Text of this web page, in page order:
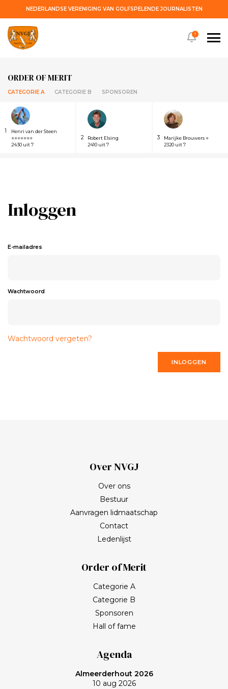
NEDERLANDSE VERENIGING VAN GOLFSPELENDE JOURNALISTEN
ORDER OF MERIT
CATEGORIE A CATEGORIE B SPONSOREN
1
Henri van der Steen
⭐⭐⭐⭐⭐⭐⭐
2430 uit 7
2
Robert Elsing
2410 uit 7
3
Marijke Brouwers ⭐
2320 uit 7
!
Inloggen
E-mailadres
Wachtwoord
Wachtwoord vergeten?
INLOGGEN
Over NVGJ
Over ons
Bestuur
Aanvragen lidmaatschap
Contact
Ledenlijst
Order of Merit
Categorie A
Categorie B
Sponsoren
Hall of fame
Agenda
Almeerderhout 2026
10 aug 2026